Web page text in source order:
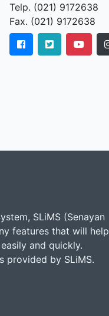
Telp. (021) 9172638
Fax. (021) 9172638
SLiMS (Senayan
features that will help
and quickly.
provided by SLiMS.